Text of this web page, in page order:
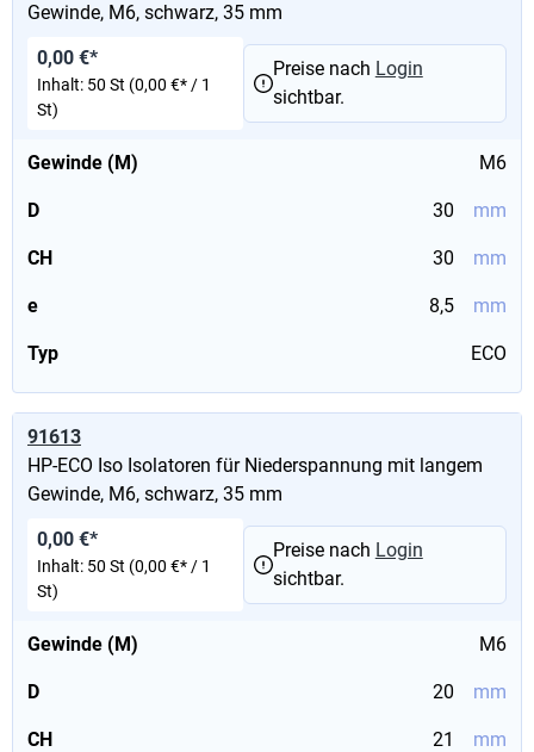
Gewinde, M6, schwarz, 35 mm
Gewinde (M) M6
D 30 mm
CH 30 mm
e 8,5 mm
Typ ECO
0,00 €*
Inhalt: 50 St (0,00 €* / 1
St)
Preise nach Login
sichtbar.
91613
HP-ECO Iso Isolatoren für Niederspannung mit langem
Gewinde, M6, schwarz, 35 mm
Gewinde (M) M6
D 20 mm
CH 21 mm
0,00 €*
Inhalt: 50 St (0,00 €* / 1
St)
Preise nach Login
sichtbar.